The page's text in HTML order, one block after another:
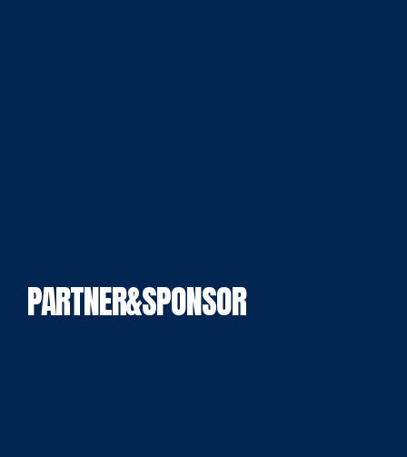
PARTNER&SPONSOR